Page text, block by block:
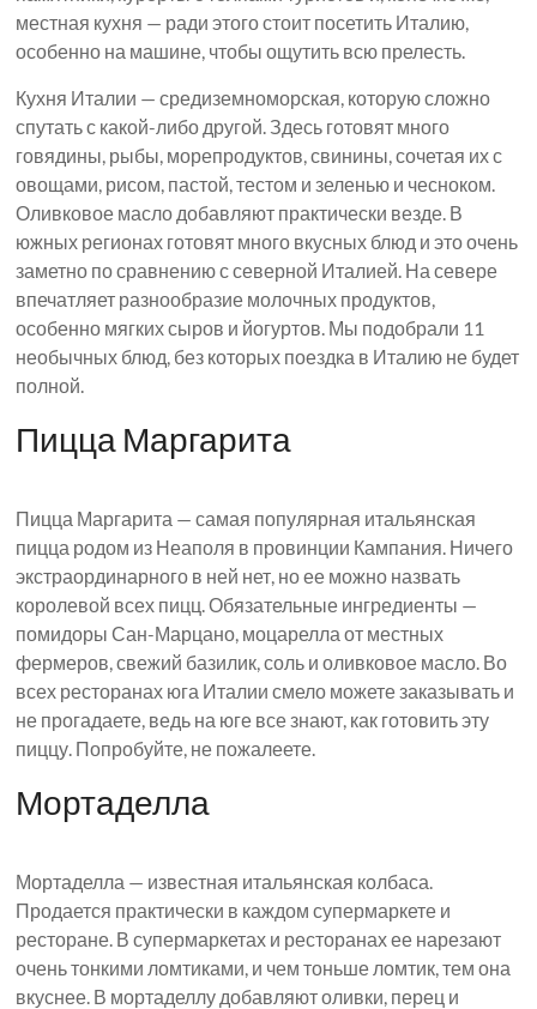
местная кухня — ради этого стоит посетить Италию,
особенно на машине, чтобы ощутить всю прелесть.
Кухня Италии — средиземноморская, которую сложно
спутать с какой-либо другой. Здесь готовят много
говядины, рыбы, морепродуктов, свинины, сочетая их с
овощами, рисом, пастой, тестом и зеленью и чесноком.
Оливковое масло добавляют практически везде. В
южных регионах готовят много вкусных блюд и это очень
заметно по сравнению с северной Италией. На севере
впечатляет разнообразие молочных продуктов,
особенно мягких сыров и йогуртов. Мы подобрали 11
необычных блюд, без которых поездка в Италию не будет
полной.
Пицца Маргарита
Пицца Маргарита — самая популярная итальянская
пицца родом из Неаполя в провинции Кампания. Ничего
экстраординарного в ней нет, но ее можно назвать
королевой всех пицц. Обязательные ингредиенты —
помидоры Сан-Марцано, моцарелла от местных
фермеров, свежий базилик, соль и оливковое масло. Во
всех ресторанах юга Италии смело можете заказывать и
не прогадаете, ведь на юге все знают, как готовить эту
пиццу. Попробуйте, не пожалеете.
Мортаделла
Мортаделла — известная итальянская колбаса.
Продается практически в каждом супермаркете и
ресторане. В супермаркетах и ​​ресторанах ее нарезают
очень тонкими ломтиками, и чем тоньше ломтик, тем она
вкуснее. В мортаделлу добавляют оливки, перец и